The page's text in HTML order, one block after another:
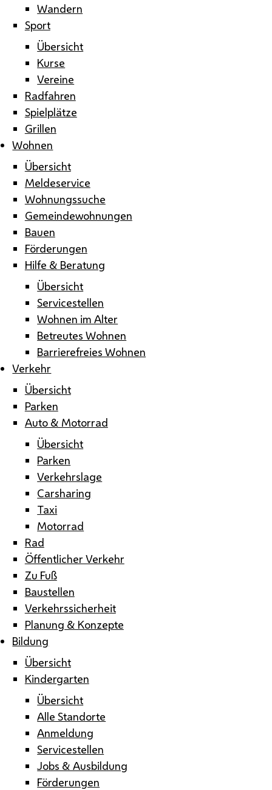
Wandern
Sport
Übersicht
Kurse
Vereine
Radfahren
Spielplätze
Grillen
Wohnen
Übersicht
Meldeservice
Wohnungssuche
Gemeindewohnungen
Bauen
Förderungen
Hilfe & Beratung
Übersicht
Servicestellen
Wohnen im Alter
Betreutes Wohnen
Barrierefreies Wohnen
Verkehr
Übersicht
Parken
Auto & Motorrad
Übersicht
Parken
Verkehrslage
Carsharing
Taxi
Motorrad
Rad
Öffentlicher Verkehr
Zu Fuß
Baustellen
Verkehrssicherheit
Planung & Konzepte
Bildung
Übersicht
Kindergarten
Übersicht
Alle Standorte
Anmeldung
Servicestellen
Jobs & Ausbildung
Förderungen